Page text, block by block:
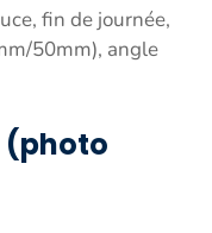
fin de journée,
50mm), angle
(photo